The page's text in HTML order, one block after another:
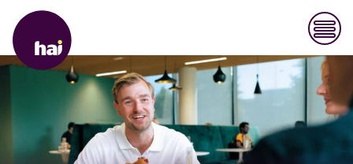
Hier vind je ons
Onze merken